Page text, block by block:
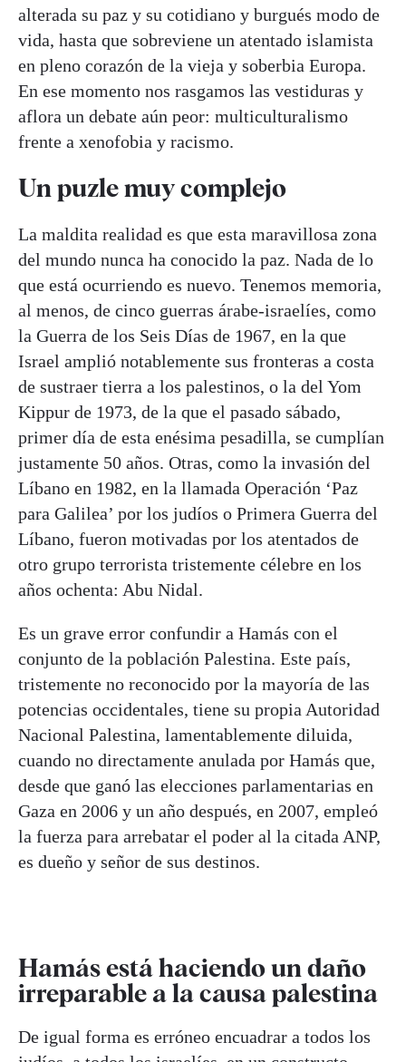
alterada su paz y su cotidiano y burgués modo de
vida, hasta que sobreviene un atentado islamista
en pleno corazón de la vieja y soberbia Europa.
En ese momento nos rasgamos las vestiduras y
aflora un debate aún peor: multiculturalismo
frente a xenofobia y racismo.
Un puzle muy complejo
La maldita realidad es que esta maravillosa zona
del mundo nunca ha conocido la paz. Nada de lo
que está ocurriendo es nuevo. Tenemos memoria,
al menos, de cinco guerras árabe-israelíes, como
la Guerra de los Seis Días de 1967, en la que
Israel amplió notablemente sus fronteras a costa
de sustraer tierra a los palestinos, o la del Yom
Kippur de 1973, de la que el pasado sábado,
primer día de esta enésima pesadilla, se cumplían
justamente 50 años. Otras, como la invasión del
Líbano en 1982, en la llamada Operación ‘Paz
para Galilea’ por los judíos o Primera Guerra del
Líbano, fueron motivadas por los atentados de
otro grupo terrorista tristemente célebre en los
años ochenta: Abu Nidal.
Es un grave error confundir a Hamás con el
conjunto de la población Palestina. Este país,
tristemente no reconocido por la mayoría de las
potencias occidentales, tiene su propia Autoridad
Nacional Palestina, lamentablemente diluida,
cuando no directamente anulada por Hamás que,
desde que ganó las elecciones parlamentarias en
Gaza en 2006 y un año después, en 2007, empleó
la fuerza para arrebatar el poder al la citada ANP,
es dueño y señor de sus destinos.
Hamás está haciendo un daño
irreparable a la causa palestina
De igual forma es erróneo encuadrar a todos los